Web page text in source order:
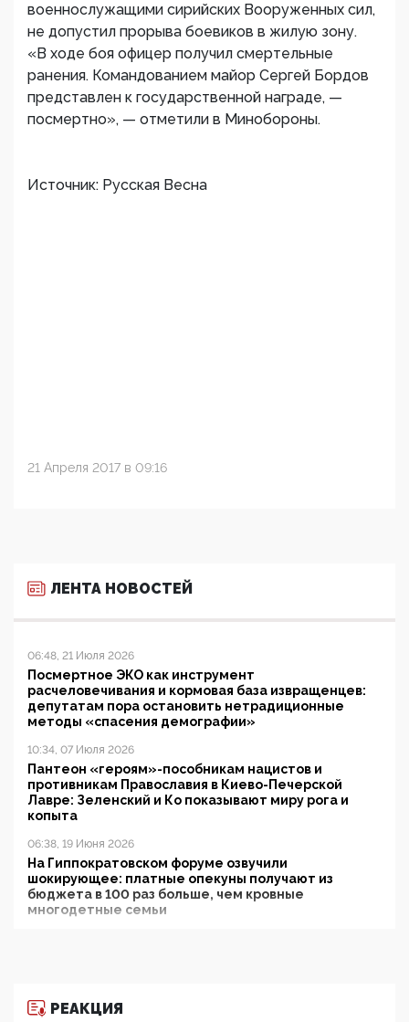
военнослужащими сирийских Вооруженных сил,
не допустил прорыва боевиков в жилую зону.
«В ходе боя офицер получил смертельные
ранения. Командованием майор Сергей Бордов
представлен к государственной награде, —
посмертно», — отметили в Минобороны.
Источник: Русская Весна
21 Апреля 2017 в 09:16
ЛЕНТА НОВОСТЕЙ
06:48, 21 Июля 2026
Посмертное ЭКО как инструмент
расчеловечивания и кормовая база извращенцев:
депутатам пора остановить нетрадиционные
методы «спасения демографии»
10:34, 07 Июля 2026
Пантеон «героям»-пособникам нацистов и
противникам Православия в Киево-Печерской
Лавре: Зеленский и Ко показывают миру рога и
копыта
06:38, 19 Июня 2026
На Гиппократовском форуме озвучили
шокирующее: платные опекуны получают из
бюджета в 100 раз больше, чем кровные
многодетные семьи
11:53, 09 Июня 2026
РЕАКЦИЯ